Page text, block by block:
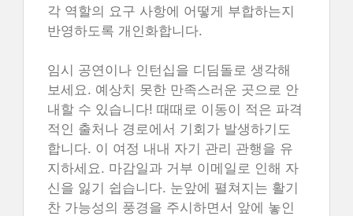
각 역할의 요구 사항에 어떻게 부합하는지
반영하도록 개인화합니다.
임시 공연이나 인턴십을 디딤돌로 생각해
보세요. 예상치 못한 만족스러운 곳으로 안
내할 수 있습니다! 때때로 이동이 적은 파격
적인 출처나 경로에서 기회가 발생하기도
합니다. 이 여정 내내 자기 관리 관행을 유
지하세요. 마감일과 거부 이메일로 인해 자
신을 잃기 쉽습니다. 눈앞에 펼쳐지는 활기
찬 가능성의 풍경을 주시하면서 앞에 놓인